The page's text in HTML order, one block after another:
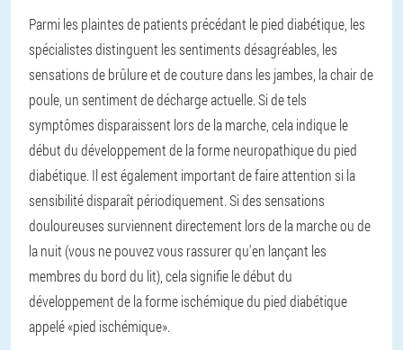
Parmi les plaintes de patients précédant le pied diabétique, les
spécialistes distinguent les sentiments désagréables, les
sensations de brûlure et de couture dans les jambes, la chair de
poule, un sentiment de décharge actuelle. Si de tels
symptômes disparaissent lors de la marche, cela indique le
début du développement de la forme neuropathique du pied
diabétique. Il est également important de faire attention si la
sensibilité disparaît périodiquement. Si des sensations
douloureuses surviennent directement lors de la marche ou de
la nuit (vous ne pouvez vous rassurer qu'en lançant les
membres du bord du lit), cela signifie le début du
développement de la forme ischémique du pied diabétique
appelé «pied ischémique».